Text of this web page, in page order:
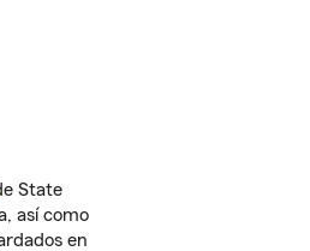
State
así como
en